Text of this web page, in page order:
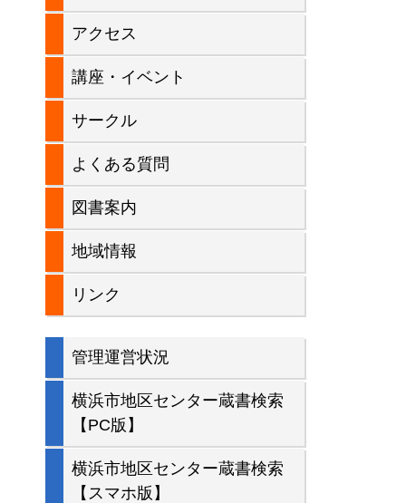
ド
バ
アクセス
講座・イベント
サークル
よくある質問
図書案内
地域情報
リンク
管理運営状況
横浜市地区センター蔵書検索
【PC版】
横浜市地区センター蔵書検索
【スマホ版】